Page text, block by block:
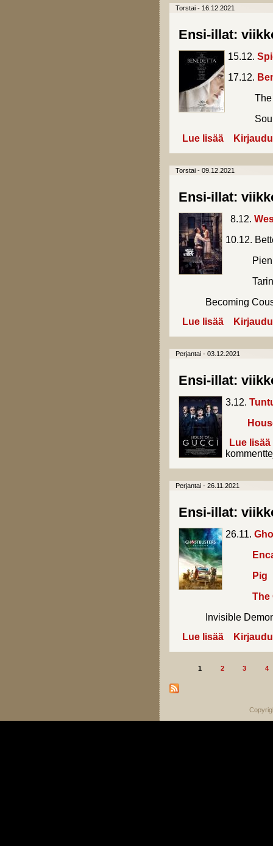
Torstai - 16.12.2021
Ensi-illat:
15.12.
17.12.
The
Sound
Lue lisää about Ensi-
Torstai - 09.12.2021
Ensi-illat:
8.12.
10.12.
Tarina
Becoming
Lue lisää about Ensi-
Perjantai - 03.12.2021
Ensi-illat:
3.12.
Lue lisää
Perjantai - 26.11.2021
Ensi-illat:
26.11.
Pig
The
Invisible Demons
Lue lisää about Ensi-
1 2 3 4